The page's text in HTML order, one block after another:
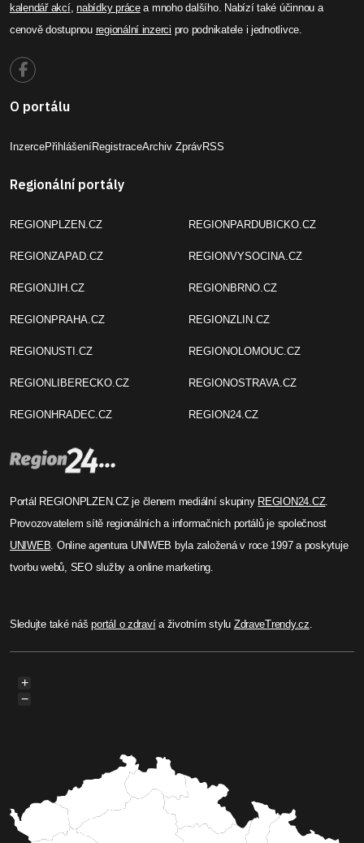
kalendář akcí,nabídky prácea mnoho dalšího. Nabízí také účinnou a
cenově dostupnou regionální inzerci pro podnikatele i jednotlivce.
O portálu
InzercePřihlášeníRegistraceArchiv ZprávRSS
Regionální portály
REGIONPLZEN.CZ
REGIONZAPAD.CZ
REGIONJIH.CZ
REGIONPRAHA.CZ
REGIONUSTI.CZ
REGIONLIBERECKO.CZ
REGIONHRADEC.CZ
REGIONPARDUBICKO.CZ
REGIONVYSOCINA.CZ
REGIONBRNO.CZ
REGIONZLIN.CZ
REGIONOLOMOUC.CZ
REGIONOSTRAVA.CZ
REGION24.CZ
Portál REGIONPLZEN.CZ je členem mediální skupiny REGION24.CZ.
Provozovatelem sítě regionálních a informačních portálů je společnost
UNIWEB . Online agentura UNIWEB byla založená v roce 1997 a poskytuje
tvorbu webů, SEO služby a online marketing.
Sledujte také nášportál o zdravía životním stylu ZdraveTrendy.cz
+
−